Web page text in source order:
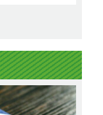
fassen &
– soweit
Ablauf
anbieten: